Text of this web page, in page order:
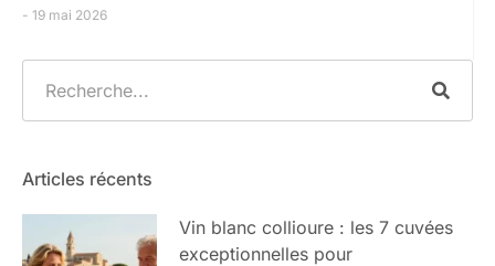
19 mai 2026
Articles récents
Vin blanc collioure : les 7 cuvées
exceptionnelles pour